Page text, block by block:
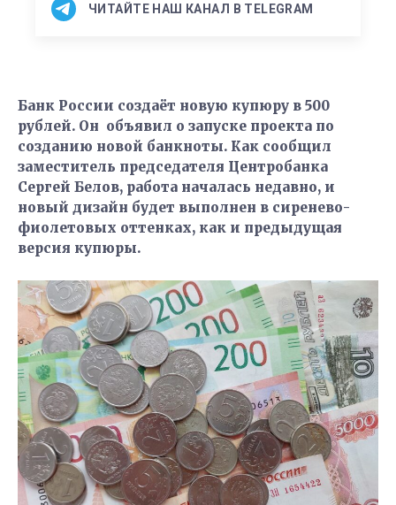
ЧИТАЙТЕ НАШ КАНАЛ В TELEGRAM
Банк России создаёт новую купюру в 500
рублей. Он объявил о запуске проекта по
созданию новой банкноты. Как сообщил
заместитель председателя Центробанка
Сергей Белов, работа началась недавно, и
новый дизайн будет выполнен в сиренево-
фиолетовых оттенках, как и предыдущая
версия купюры.